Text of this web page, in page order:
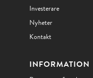
Investerare
Nyheter
Kontakt
INFORMATION